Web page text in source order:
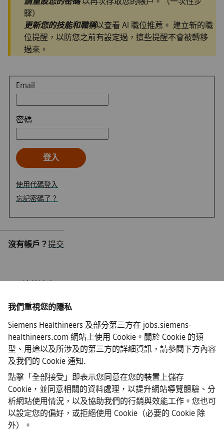
我們重視您的隱私
Siemens Healthineers 及部分第三方在 jobs.siemens-
healthineers.com 網站上使用 Cookie。關於 Cookie 的類
型、用途以及所涉及的第三方的詳細資訊，請參閱下方內容
及我們的 Cookie 通知.
點擊「全部接受」即表示您同意在您的裝置上儲存
Cookie，並同意相關的資料處理，以提升網站導覽體驗、分
析網站使用情況，以及協助我們的行銷與效能工作。您也可
以設定您的偏好，或拒絕使用 Cookie（必要的 Cookie 除
外）。
驟）
更新您的技能和職稱以查看 AI 職位推薦。 建立新的職
位提醒，以防您之前有設定過，這些提醒不會被轉移
過來。
登入
Email
密碼
登入
使用代碼登入
忘記密碼了？
沒有帳戶？提交
Siemens Healthineers AG © 2026·
常見問題
公司資訊
·
隱私權聲明
·
Cookie 聲明連結